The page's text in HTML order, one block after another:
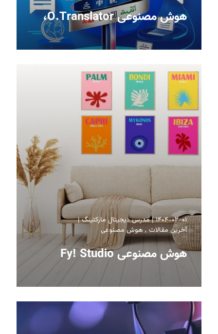
هوش مصنوعی O.Translator،
۱۴۰۴-۰۲-۰۱ مدرس دیجیتال مارکتینگ
آخرین مقالات
هوش مصنوعی
هوش مصنوعی Fy! Studio